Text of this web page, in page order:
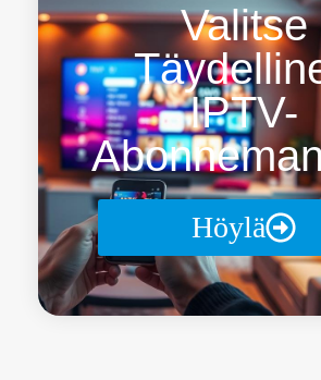
Valitse
IPTV-
Höylä